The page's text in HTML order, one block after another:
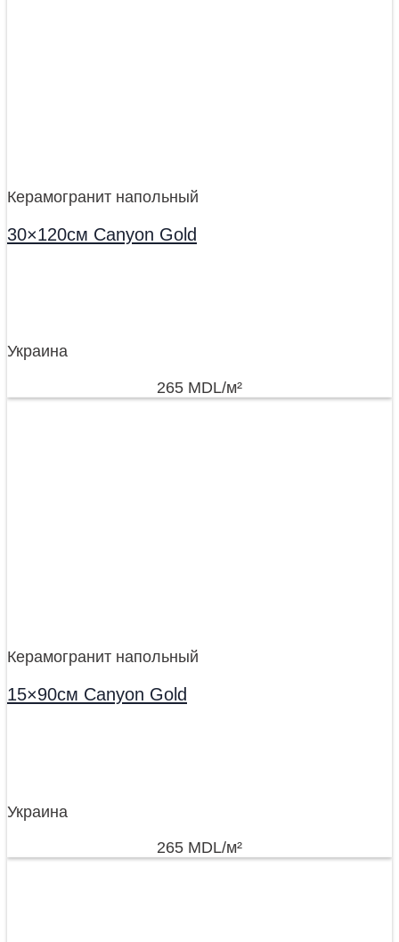
Керамогранит напольный
30×120см Canyon Gold
Украина
265 MDL/м²
Керамогранит напольный
15×90см Canyon Gold
Украина
265 MDL/м²